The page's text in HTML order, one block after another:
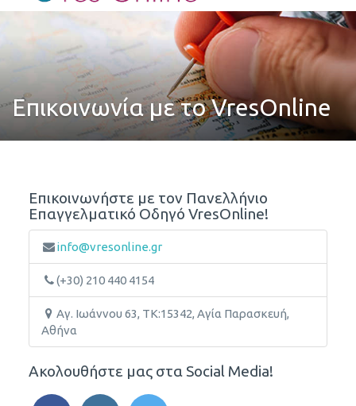
Επικοινωνία με το VresOnline
Επικοινωνήστε με τον Πανελλήνιο
Επαγγελματικό Οδηγό VresOnline!
info@vresonline.gr
(+30) 210 440 4154
Αγ. Ιωάννου 63, ΤΚ:15342, Αγία Παρασκευή,
Αθήνα
Ακολουθήστε μας στα Social Media!